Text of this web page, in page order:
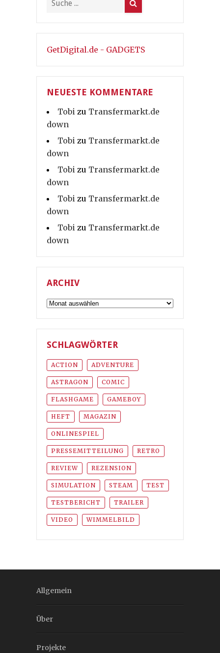
GetDigital.de - GADGETS
NEUESTE KOMMENTARE
Tobi zu Transfermarkt.de
down
Tobi zu Transfermarkt.de
down
Tobi zu Transfermarkt.de
down
Tobi zu Transfermarkt.de
down
Tobi zu Transfermarkt.de
down
ARCHIV
Archiv
SCHLAGWÖRTER
ACTION ADVENTURE
ASTRAGON COMIC
FLASHGAME GAMEBOY
HEFT MAGAZIN
ONLINESPIEL
PRESSEMITTEILUNG RETRO
REVIEW REZENSION
SIMULATION STEAM TEST
TESTBERICHT TRAILER
VIDEO WIMMELBILD
Allgemein
Über
Projekte